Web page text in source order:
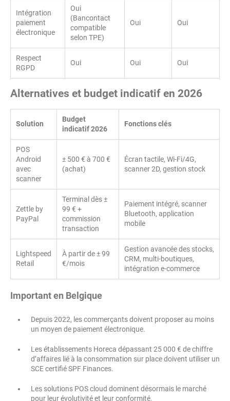
Intégration
paiement
électronique
Oui
(Bancontact
compatible
selon TPE)
Oui Oui
Respect
RGPD
Oui Oui Oui
Alternatives et budget indicatif en 2026
Solution
Budget
indicatif 2026
Fonctions clés
POS
Android
avec
scanner
± 500 € à 700 €
(achat)
Écran tactile, Wi-Fi/4G,
scanner 2D, gestion stock
Zettle by
PayPal
Terminal dès ±
99 € +
commission
transaction
Paiement intégré, scanner
Bluetooth, application
mobile
Lightspeed
Retail
À partir de ± 99
€/mois
Gestion avancée des stocks,
CRM, multi-boutiques,
intégration e-commerce
Important en Belgique
Depuis 2022, les commerçants doivent proposer au moins
un moyen de paiement électronique.
Les établissements Horeca dépassant 25 000 € de chiffre
d’affaires lié à la consommation sur place doivent utiliser un
SCE certifié SPF Finances.
Les solutions POS cloud dominent désormais le marché
pour leur évolutivité et leur conformité.